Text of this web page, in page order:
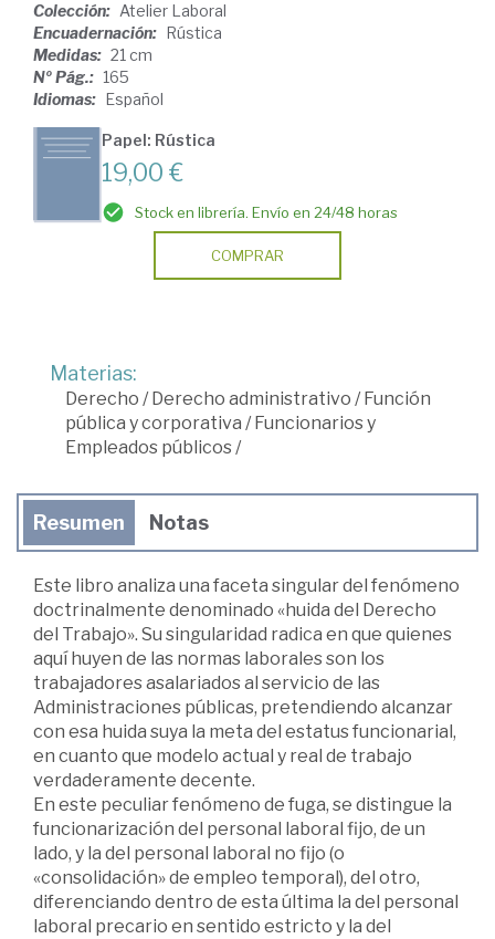
Colección: Atelier Laboral
Encuadernación: Rústica
Medidas: 21 cm
Nº Pág.: 165
Idiomas: Español
Papel: Rústica
19,00 €
Stock en librería. Envío en 24/48 horas
COMPRAR
Materias:
Derecho /Derecho administrativo /Función
pública y corporativa /Funcionarios y
Empleados públicos/
Resumen Notas
Este libro analiza una faceta singular del fenómeno
doctrinalmente denominado «huida del Derecho
del Trabajo». Su singularidad radica en que quienes
aquí huyen de las normas laborales son los
trabajadores asalariados al servicio de las
Administraciones públicas, pretendiendo alcanzar
con esa huida suya la meta del estatus funcionarial,
en cuanto que modelo actual y real de trabajo
verdaderamente decente.
En este peculiar fenómeno de fuga, se distingue la
funcionarización del personal laboral fijo, de un
lado, y la del personal laboral no fijo (o
«consolidación» de empleo temporal), del otro,
diferenciando dentro de esta última la del personal
laboral precario en sentido estricto y la del